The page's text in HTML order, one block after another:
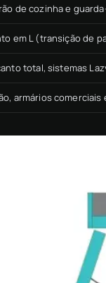
de cozinha e
em L (transição de
total, sistemas
armários